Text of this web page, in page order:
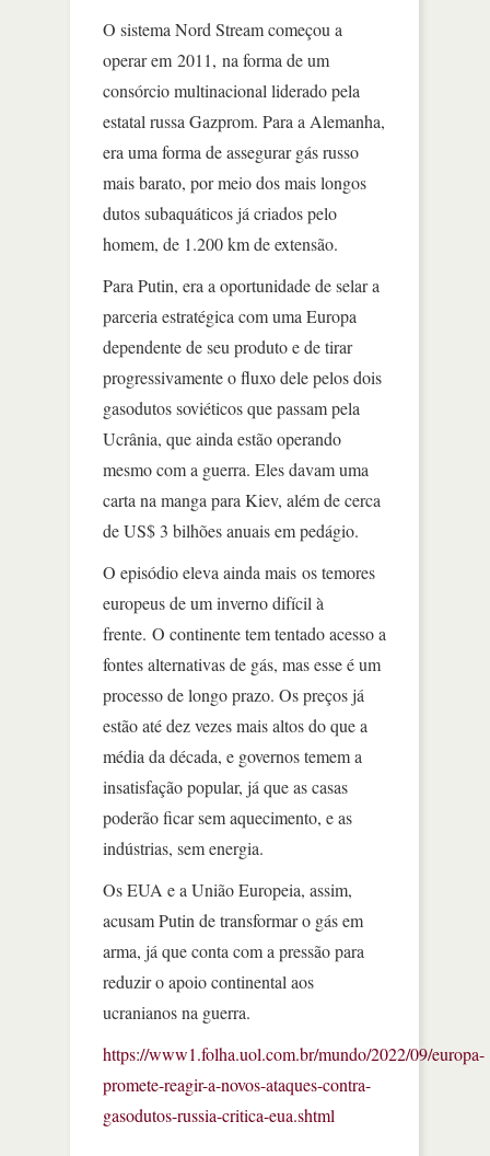
O sistema Nord Stream começou a
operar em 2011, na forma de um
consórcio multinacional liderado pela
estatal russa Gazprom. Para a Alemanha,
era uma forma de assegurar gás russo
mais barato, por meio dos mais longos
dutos subaquáticos já criados pelo
homem, de 1.200 km de extensão.
Para Putin, era a oportunidade de selar a
parceria estratégica com uma Europa
dependente de seu produto e de tirar
progressivamente o fluxo dele pelos dois
gasodutos soviéticos que passam pela
Ucrânia, que ainda estão operando
mesmo com a guerra. Eles davam uma
carta na manga para Kiev, além de cerca
de US$ 3 bilhões anuais em pedágio.
O episódio eleva ainda mais os temores
europeus de um inverno difícil à
frente. O continente tem tentado acesso a
fontes alternativas de gás, mas esse é um
processo de longo prazo. Os preços já
estão até dez vezes mais altos do que a
média da década, e governos temem a
insatisfação popular, já que as casas
poderão ficar sem aquecimento, e as
indústrias, sem energia.
Os EUA e a União Europeia, assim,
acusam Putin de transformar o gás em
arma, já que conta com a pressão para
reduzir o apoio continental aos
ucranianos na guerra.
https://www1.folha.uol.com.br/mundo/2022/09/europa-
promete-reagir-a-novos-ataques-contra-
gasodutos-russia-critica-eua.shtml